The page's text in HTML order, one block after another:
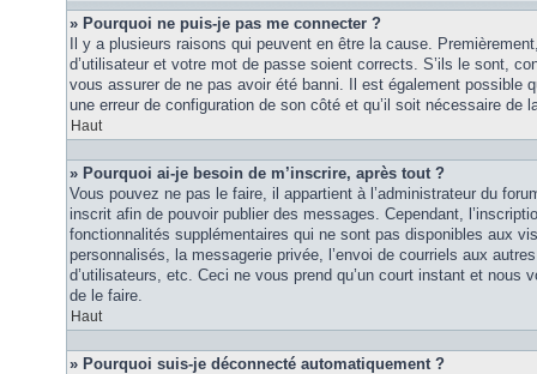
» Pourquoi ne puis-je pas me connecter ?
Il y a plusieurs raisons qui peuvent en être la cause.
d’utilisateur et votre mot de passe soient corrects. S’ils le sont,
vous assurer de ne pas avoir été banni. Il est également possible
une erreur de configuration de son côté et qu’il soit nécessaire de
Haut
» Pourquoi ai-je besoin de m’inscrire, après tout ?
Vous pouvez ne pas le faire, il appartient à l’administrateur du
inscrit afin de pouvoir publier des messages. Cependant,
fonctionnalités supplémentaires qui ne sont pas disponibles aux
personnalisés, la messagerie privée, l’envoi de courriels aux
d’utilisateurs, etc. Ceci ne vous prend qu’un court instant et nous
de le faire.
Haut
» Pourquoi suis-je déconnecté automatiquement ?